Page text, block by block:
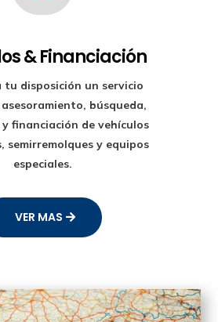
& Financiación
tu disposición un servicio
búsqueda,
financiación de vehículos
semirremolques y equipos
especiales.
VER MAS